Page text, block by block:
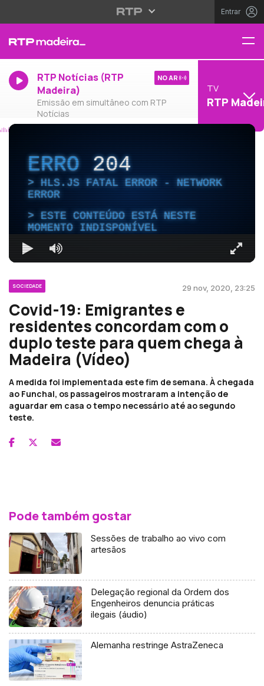
Entrar
RTP Notícias (RTP
Madeira)
Emissão em simultâneo com RTP
Notícias
NO AR
TV
RTP
ERRO204
HLS.JS FATAL ERROR - NETWORK
ERROR
ESTE CONTEÚDO ESTÁ NESTE
MOMENTO INDISPONÍVEL
SOCIEDADE 29 nov, 2020, 23:25
Covid-19: Emigrantes e
residentes concordam com o
duplo teste para quem chega à
Madeira (Vídeo)
A medida foi implementada este fim de semana. À chegada
ao Funchal, os passageiros mostraram a intenção de
aguardar em casa o tempo necessário até ao segundo
teste.
Pode também gostar
Sessões de trabalho ao vivo com
artesãos
Delegação regional da Ordem dos
Engenheiros denuncia práticas
ilegais (áudio)
Alemanha restringe AstraZeneca